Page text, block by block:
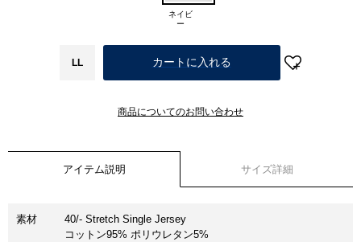
ネイビ
ー
LL カートに入れる
商品についてのお問い合わせ
アイテム説明 サイズ詳細
素材
40/- Stretch Single Jersey
コットン95% ポリウレタン5%